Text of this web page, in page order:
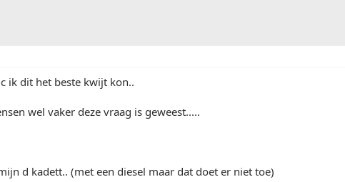
ik dit het beste kwijt kon..
wel vaker deze vraag is geweest.....
d kadett.. (met een diesel maar dat doet er niet toe)